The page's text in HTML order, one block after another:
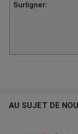
Surligner:
AU SUJET DE